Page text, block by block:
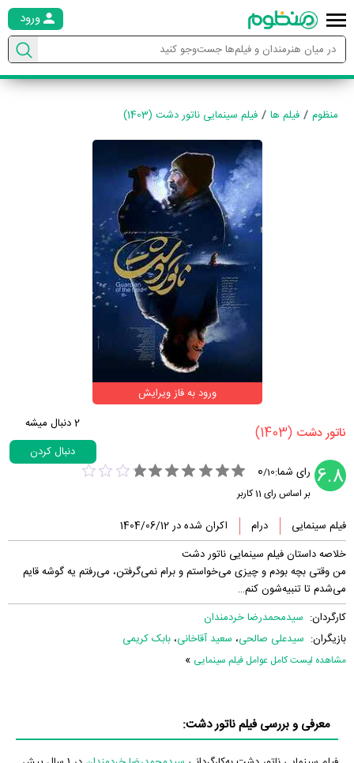
ورود
منظوم فیلم ها فیلم سینمایی ناتور دشت (1403)
ورود به فاز ویرایش
‏ناتور دشت‏ (1403)
2دنبال میشه
دنبال کردن
6.8 رای شما: 0/10
بر اساس رای 11کاربر
فیلم سینمایی درام
اکران شده در 1404/06/12
خلاصه داستان فیلم سینمایی ناتور دشت
من وقتی بچه بودم و چیزی می‌خواستم و برام نمی‌گرفتن، می‌رفتم یه گوشه قایم
می‌شدم تا تنبیه‌شون کنم…
کارگردان: سیدمحمدرضا خردمندان
بازیگران: سیدعلی صالحی، سعید آقاخانی، بابک کریمی
مشاهده لیست کامل عوامل فیلم سینمایی »
معرفی و بررسی فیلم ناتور دشت: